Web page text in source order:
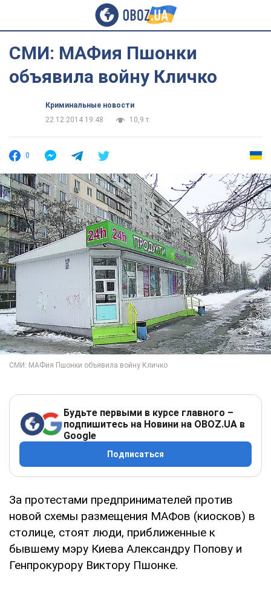
СМИ: МАФия Пшонки
объявила войну Кличко
Криминальные новости
22.12.2014 19:48
10,9 т.
0
Будьте первыми в курсе главного –
подпишитесь на Новини на OBOZ.UA в
Google
Подписаться
За протестами предпринимателей против
новой схемы размещения МАФов (киосков) в
столице, стоят люди, приближенные к
бывшему мэру Киева Александру Попову и
Генпрокурору Виктору Пшонке.